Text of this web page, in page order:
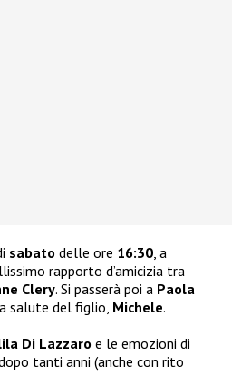
sabato delle ore 16:30, a
rapporto d’amicizia tra
Clery. Si passerà poi a Paola
salute del figlio, Michele.
Di Lazzaro e le emozioni di
tanti anni (anche con rito